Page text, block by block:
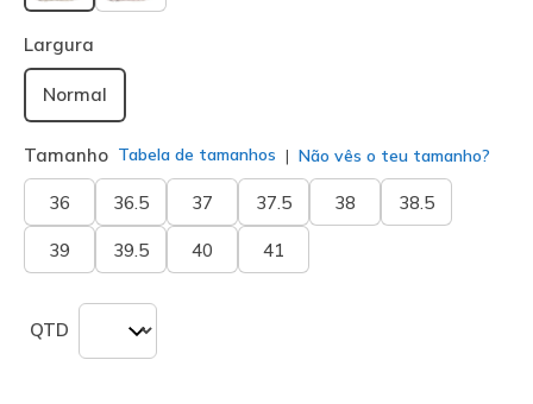
selecionado
Largura
Normal
Tamanho Tabela de tamanhos Não vês o teu tamanho?
36 36.5 37 37.5 38 38.5
39 39.5 40 41
QTD